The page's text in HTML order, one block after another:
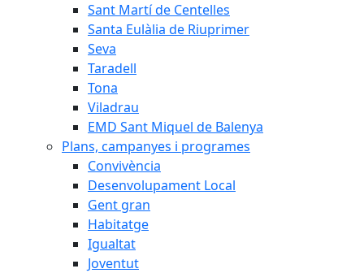
Sant Martí de Centelles
Santa Eulàlia de Riuprimer
Seva
Taradell
Tona
Viladrau
EMD Sant Miquel de Balenya
Plans, campanyes i programes
Convivència
Desenvolupament Local
Gent gran
Habitatge
Igualtat
Joventut